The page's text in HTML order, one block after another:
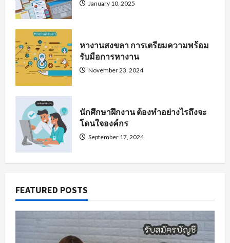
January 10, 2025
หางานสงขลา การเตรียมความพร้อม
รับมือการหางาน
November 23, 2024
นักศึกษาฝึกงาน ต้องทำอย่างไรถึงจะ
โดนใจองค์กร
September 17, 2024
FEATURED POSTS